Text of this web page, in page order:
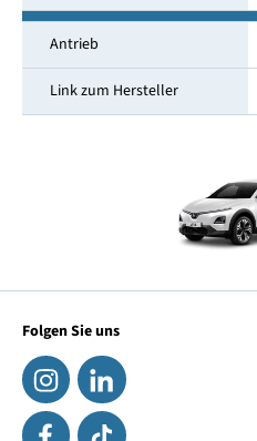
Antrieb
Link zum Hersteller
Folgen Sie uns